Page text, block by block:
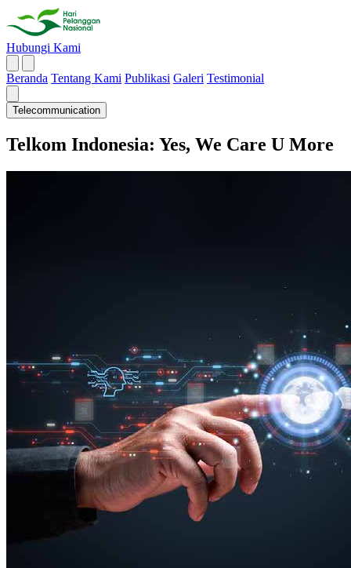
Hubungi Kami
Beranda Tentang Kami Publikasi Galeri Testimonial
Telecommunication
Telkom Indonesia: Yes, We Care U More